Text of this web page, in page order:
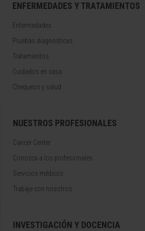
ENFERMEDADES Y TRATAMIENTOS
Enfermedades
Pruebas diagnósticas
Tratamientos
Cuidados en casa
Chequeos y salud
NUESTROS PROFESIONALES
Cancer Center
Conozca a los profesionales
Servicios médicos
Trabaje con nosotros
INVESTIGACIÓN Y DOCENCIA